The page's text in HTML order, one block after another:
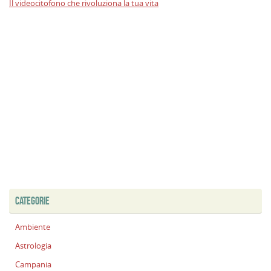
Il videocitofono che rivoluziona la tua vita
CATEGORIE
Ambiente
Astrologia
Campania